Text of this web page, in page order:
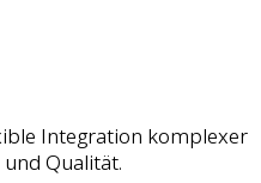
Integration komplexer
Qualität.